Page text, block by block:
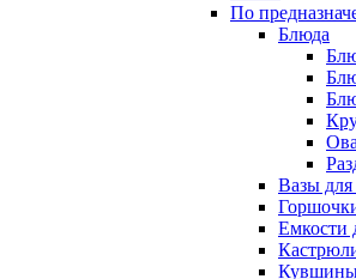
По
Блюда
Вазы для
Емкости